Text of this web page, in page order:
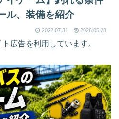
ル、装備を紹介
2022.07.31 2026.05.28
広告を利用しています。